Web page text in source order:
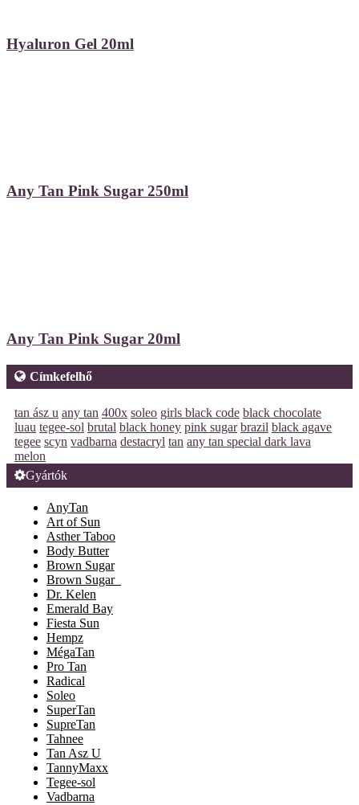
Hyaluron Gel 20ml
Any Tan Pink Sugar 250ml
Any Tan Pink Sugar 20ml
Címkefelhő
tan ász u any tan 400x soleo girls black code black chocolate
luau tegee-sol brutal black honey pink sugar brazil black agave
tegee scyn vadbarna destacryl tan any tan special dark lava
melon
Gyártók
AnyTan
Art of Sun
Asther Taboo
Body Butter
Brown Sugar
Brown Sugar_
Dr. Kelen
Emerald Bay
Fiesta Sun
Hempz
MégaTan
Pro Tan
Radical
Soleo
SuperTan
SupreTan
Tahnee
Tan Asz U
TannyMaxx
Tegee-sol
Vadbarna